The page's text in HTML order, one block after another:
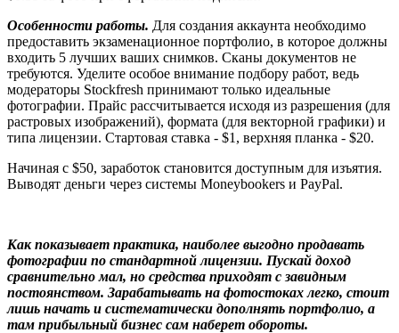
Особенности работы. Для создания аккаунта необходимо
предоставить экзаменационное портфолио, в которое должны
входить 5 лучших ваших снимков. Сканы документов не
требуются. Уделите особое внимание подбору работ, ведь
модераторы Stockfresh принимают только идеальные
фотографии. Прайс рассчитывается исходя из разрешения (для
растровых изображений), формата (для векторной графики) и
типа лицензии. Стартовая ставка - $1, верхняя планка - $20.
Начиная с $50, заработок становится доступным для изъятия.
Выводят деньги через системы Moneybookers и PayPal.
Как показывает практика, наиболее выгодно продавать
фотографии по стандартной лицензии. Пускай доход
сравнительно мал, но средства приходят с завидным
постоянством. Зарабатывать на фотостоках легко, стоит
лишь начать и систематически дополнять портфолио, а
там прибыльный бизнес сам наберет обороты.